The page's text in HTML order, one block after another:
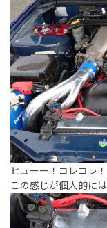
ヒューー！コレコレ！
この感じが個人的には